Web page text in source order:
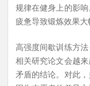
规律在健身上的影
疲惫导致锻炼效果大
高强度间歇训练方
相关研究论文会越
矛盾的结论。对此